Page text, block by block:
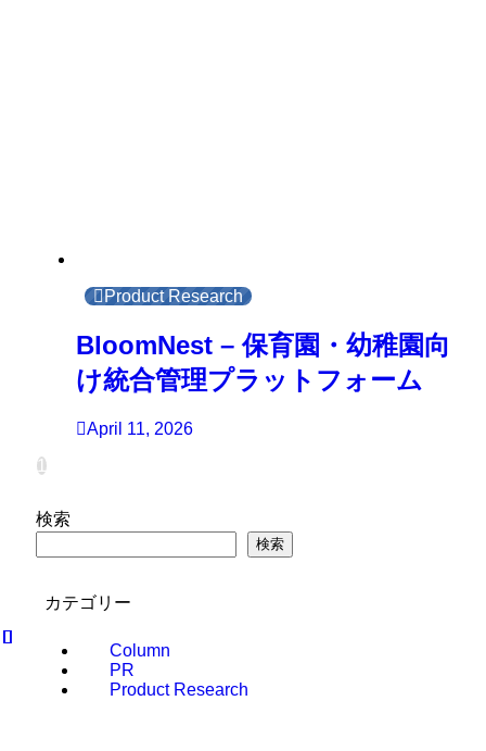
Product Research
BloomNest – 保育園・幼稚園向
け統合管理プラットフォーム
April 11, 2026
1
検索
検索
カテゴリー
Column
PR
Product Research